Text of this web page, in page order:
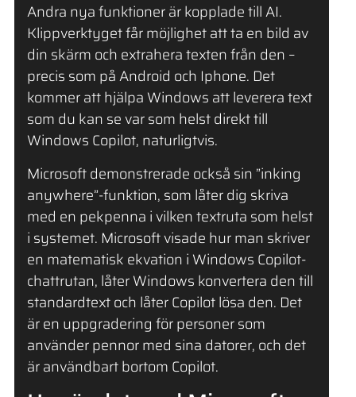
Andra nya funktioner är kopplade till AI.
Klippverktyget får möjlighet att ta en bild av
din skärm och extrahera texten från den –
precis som på Android och Iphone. Det
kommer att hjälpa Windows att leverera text
som du kan se var som helst direkt till
Windows Copilot, naturligtvis.
Microsoft demonstrerade också sin ”inking
anywhere”-funktion, som låter dig skriva
med en pekpenna i vilken textruta som helst
i systemet. Microsoft visade hur man skriver
en matematisk ekvation i Windows Copilot-
chattrutan, låter Windows konvertera den till
standardtext och låter Copilot lösa den. Det
är en uppgradering för personer som
använder pennor med sina datorer, och det
är användbart bortom Copilot.